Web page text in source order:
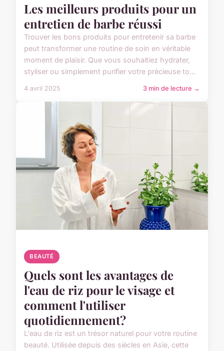
Les meilleurs produits pour un
entretien de barbe réussi
Trouver les bons produits pour entretenir sa barbe
peut transformer une routine de soin en véritable
moment de plaisir. Que vous souhaitiez hydrater,
styliser ou simplement purifier votre précieuse to...
4 avril 2025 3 min de lecture →
BEAUTÉ
Quels sont les avantages de
l'eau de riz pour le visage et
comment l'utiliser
quotidiennement?
L'eau de riz est un trésor naturel pour votre routine
beauté. Utilisée depuis des siècles en Asie, cette